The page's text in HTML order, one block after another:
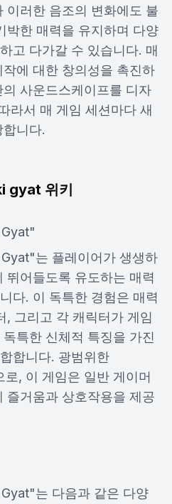
이러한 음조의 변화에도 불
박한 매력을 유지하며 다양
고 다가갈 수 있습니다. 매
에 대한 창의성을 촉진하
사운드스케이프를 디자
라서 매 게임 세션마다 새
니다.
gyat 위키
는 플레이어가 생생하
뛰어들도록 유도하는 매력
다. 이 독특한 경험은 매력
, 그리고 각 캐릭터가 게임
특한 신체적 특징을 가진
합니다. 광범위한
, 이 게임은 일반 게이머
즐거움과 상호작용을 제공
는 다음과 같은 다양